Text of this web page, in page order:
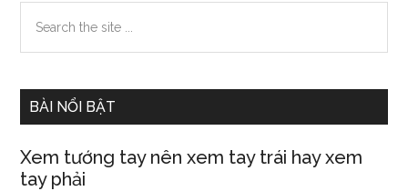
Primary
Sidebar
the
BÀI NỔI BẬT
Xem tướng tay nên xem tay trái hay xem
tay phải